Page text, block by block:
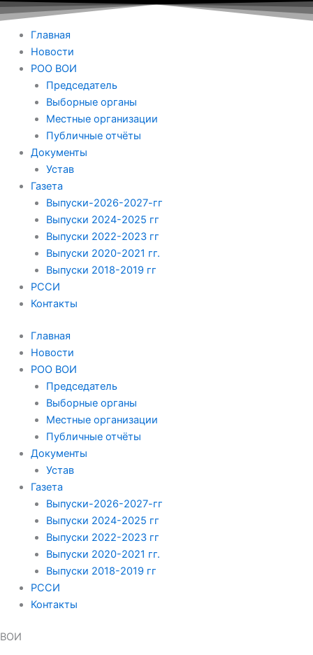
Главная
Новости
РОО ВОИ
Председатель
Выборные органы
Местные организации
Публичные отчёты
Документы
Устав
Газета
Выпуски-2026-2027-гг
Выпуски 2024-2025 гг
Выпуски 2022-2023 гг
Выпуски 2020-2021 гг.
Выпуски 2018-2019 гг
РССИ
Контакты
Главная
Новости
РОО ВОИ
Председатель
Выборные органы
Местные организации
Публичные отчёты
Документы
Устав
Газета
Выпуски-2026-2027-гг
Выпуски 2024-2025 гг
Выпуски 2022-2023 гг
Выпуски 2020-2021 гг.
Выпуски 2018-2019 гг
РССИ
Контакты
ВОИ